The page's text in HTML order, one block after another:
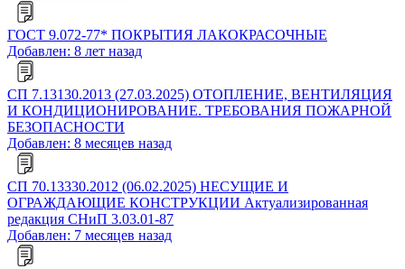
ГОСТ 9.072-77* ПОКРЫТИЯ ЛАКОКРАСОЧНЫЕ
Добавлен: 8 лет назад
СП 7.13130.2013 (27.03.2025) ОТОПЛЕНИЕ, ВЕНТИЛЯЦИЯ
И КОНДИЦИОНИРОВАНИЕ. ТРЕБОВАНИЯ ПОЖАРНОЙ
БЕЗОПАСНОСТИ
Добавлен: 8 месяцев назад
СП 70.13330.2012 (06.02.2025) НЕСУЩИЕ И
ОГРАЖДАЮЩИЕ КОНСТРУКЦИИ Актуализированная
редакция СНиП 3.03.01-87
Добавлен: 7 месяцев назад